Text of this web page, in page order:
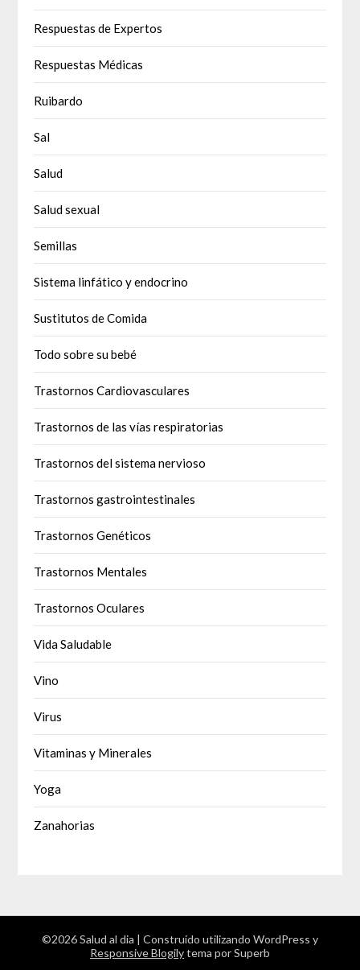
Respuestas de Expertos
Respuestas Médicas
Ruibardo
Sal
Salud
Salud sexual
Semillas
Sistema linfático y endocrino
Sustitutos de Comida
Todo sobre su bebé
Trastornos Cardiovasculares
Trastornos de las vías respiratorias
Trastornos del sistema nervioso
Trastornos gastrointestinales
Trastornos Genéticos
Trastornos Mentales
Trastornos Oculares
Vida Saludable
Vino
Virus
Vitaminas y Minerales
Yoga
Zanahorias
©2026 Salud al dia | Construido utilizando WordPress y
Responsive Blogilytema por Superb